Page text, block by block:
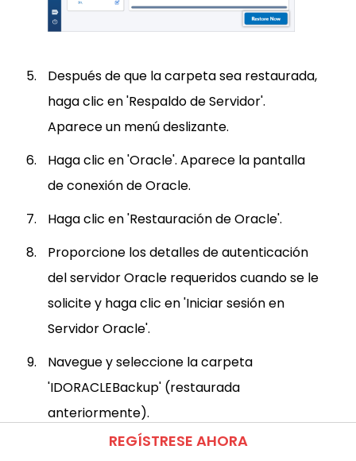
Después de que la carpeta sea restaurada,
haga clic en 'Respaldo de Servidor'.
Aparece un menú deslizante.
Haga clic en 'Oracle'. Aparece la pantalla
de conexión de Oracle.
Haga clic en 'Restauración de Oracle'.
Proporcione los detalles de autenticación
del servidor Oracle requeridos cuando se le
solicite y haga clic en 'Iniciar sesión en
Servidor Oracle'.
Navegue y seleccione la carpeta
'IDORACLEBackup' (restaurada
anteriormente).
Seleccione las bases de datos que desea
REGÍSTRESE AHORA